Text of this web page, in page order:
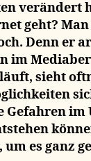
verändert
geht?
Denn er
im
sieht
Gefahren im
es ganz